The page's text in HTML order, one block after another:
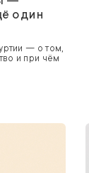
один
— о том,
и при чём